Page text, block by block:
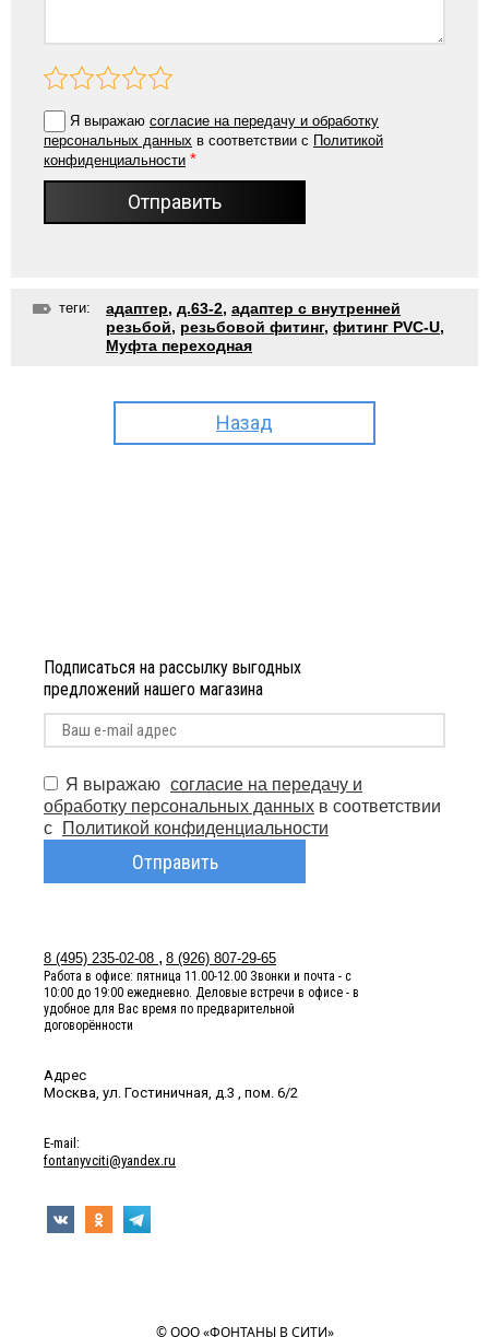
Я выражаю согласие на передачу и обработку
персональных данных в соответствии с Политикой
конфиденциальности *
Отправить
теги: адаптер, д.63-2, адаптер с внутренней
резьбой, резьбовой фитинг, фитинг PVC-U,
Муфта переходная
Назад
8 (495) 235-02-08 8 (926) 807-29-65
Работа в офисе: пятница 11.00-12.00 Звонки и почта - с
10:00 до 19:00 ежедневно. Деловые встречи в офисе - в
удобное для Вас время по предварительной
договорённости
Адрес
Москва, ул. Гостиничная, д.3 , пом. 6/2
Е-mail:
fontanyvciti@yandex.ru
Подписаться на рассылку выгодных
предложений нашего магазина
Я выражаю согласие на передачу и
обработку персональных данных в соответствии
с
Политикой конфиденциальности
Отправить
© ООО «ФОНТАНЫ В СИТИ»